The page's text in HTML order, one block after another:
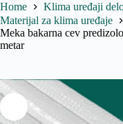
Home
Klima uređaji
Materijal za klima uređaje
Meka bakarna cev
metar